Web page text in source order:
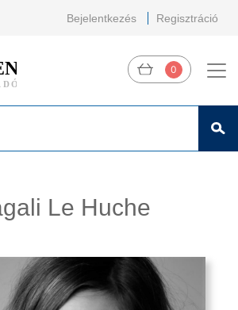
Bejelentkezés Regisztráció
0
Le Huche